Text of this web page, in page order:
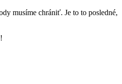
musíme chrániť. Je to to posledné,